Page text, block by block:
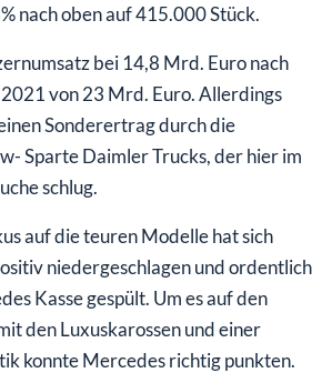
nach oben auf 415.000 Stück.
bei 14,8 Mrd. Euro nach
von 23 Mrd. Euro. Allerdings
Sonderertrag durch die
Sparte Daimler Trucks, der hier im
schlug.
auf die teuren Modelle hat sich
niedergeschlagen und ordentlich
Kasse gespült. Um es auf den
den Luxuskarossen und einer
konnte Mercedes richtig punkten.